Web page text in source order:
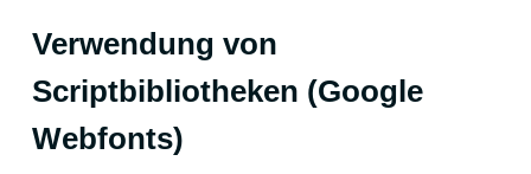
Verwendung von
Scriptbibliotheken (Google
Webfonts)